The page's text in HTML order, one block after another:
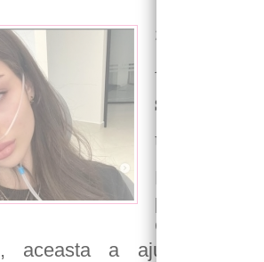
27 Ianuarie
Andreea
spital. A
urgentă
pentru
aceasta a ajuns sub